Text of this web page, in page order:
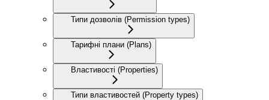
Типи дозволів (Permission types)
Тарифні плани (Plans)
Властивості (Properties)
Типи властивостей (Property types)